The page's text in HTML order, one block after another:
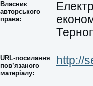
Власник
авторського
права:
URL-посилання
пов’язаного
матеріалу:
http://